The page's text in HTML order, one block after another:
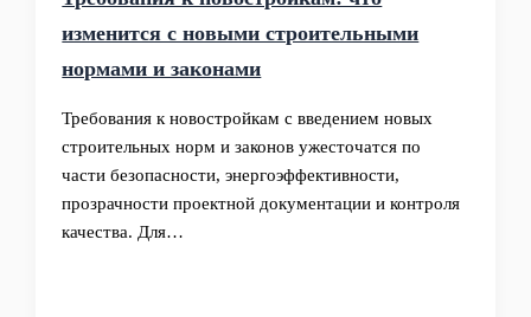
изменится с новыми строительными
нормами и законами
Требования к новостройкам с введением новых
строительных норм и законов ужесточатся по
части безопасности, энергоэффективности,
прозрачности проектной документации и контроля
качества. Для…